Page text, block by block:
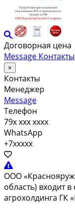
Договорная цена
Message Контакты
×
Контакты
Менеджер
Message
Телефон
79x xxx xxxx
WhatsApp
+7xxxxx
ООО
область) входит
агрохолдинга ГК